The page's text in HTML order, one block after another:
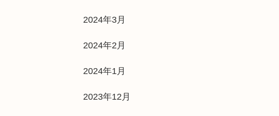
2024年3月
2024年2月
2024年1月
2023年12月